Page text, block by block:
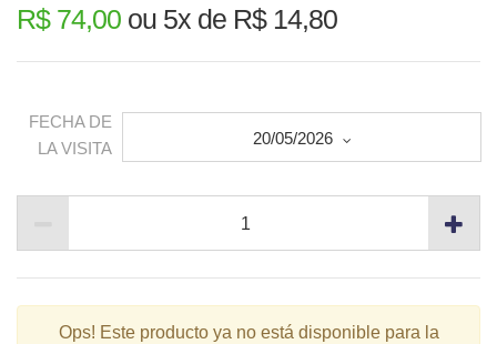
R$ 74,00 ou 5x de R$ 14,80
FECHA DE
LA VISITA
20/05/2026
Ops! Este producto ya no está disponible para la